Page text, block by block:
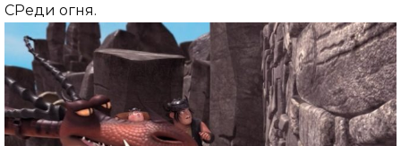
СРеди огня.